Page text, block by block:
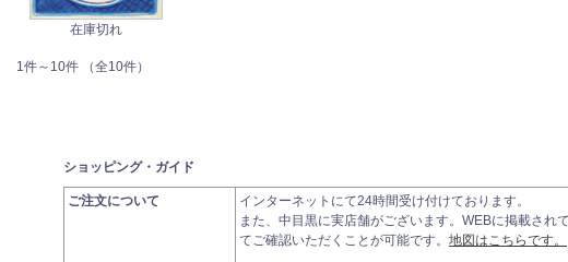
在庫切れ
1件～10件 （全10件）
ショッピング・ガイド
ご注文について
インターネットにて24時間受け付けております。
また、中目黒に実店舗がございます。WEBに掲載され
てご確認いただくことが可能です。 地図はこちらです。